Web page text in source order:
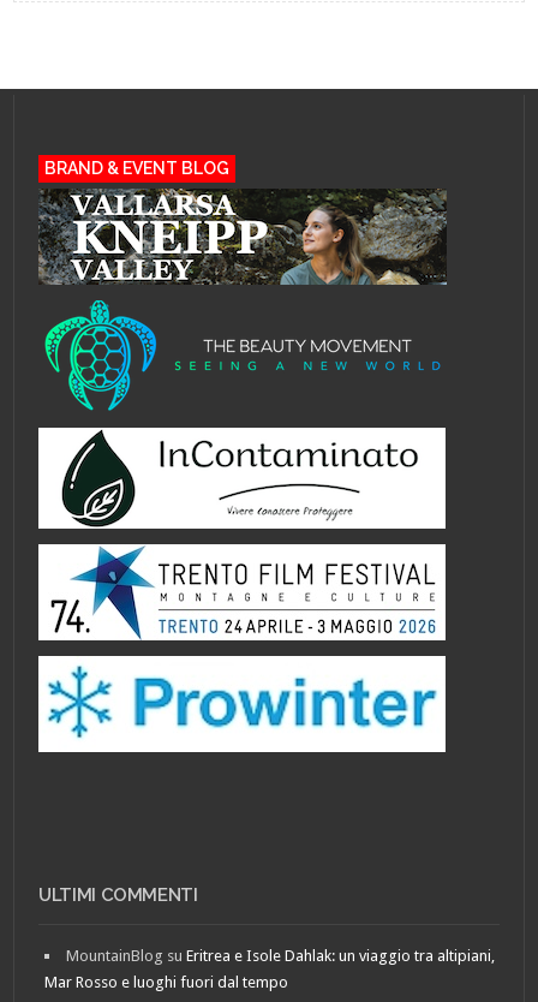
BRAND & EVENT BLOG
ULTIMI COMMENTI
MountainBlog suEritrea e Isole Dahlak: un viaggio tra altipiani,
Mar Rosso e luoghi fuori dal tempo